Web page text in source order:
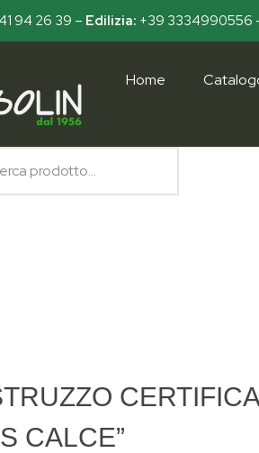
94 26 39 – Edilizia: +39 3334990556
Home
CALCE”